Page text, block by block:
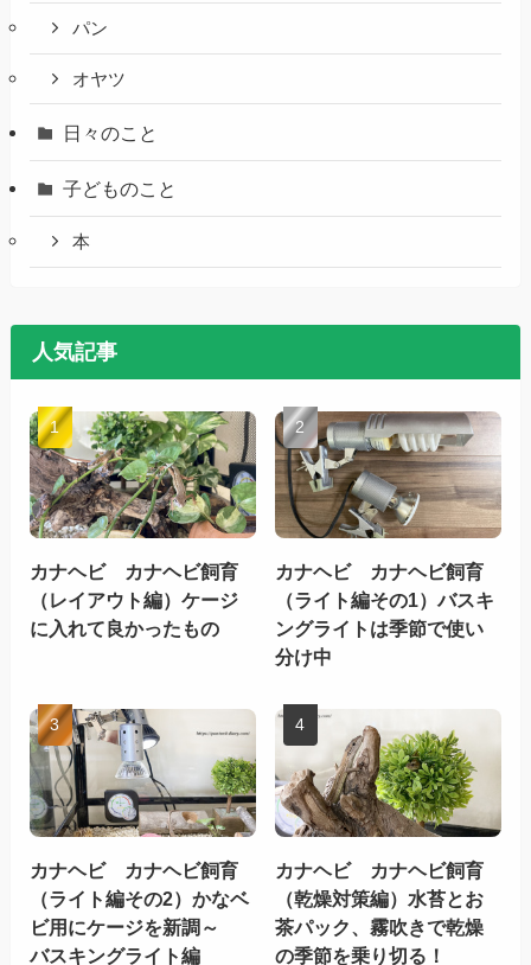
パン
オヤツ
日々のこと
子どものこと
本
人気記事
カナヘビ カナヘビ飼育
（レイアウト編）ケージ
に入れて良かったもの
カナヘビ カナヘビ飼育
（ライト編その1）バスキ
ングライトは季節で使い
分け中
カナヘビ カナヘビ飼育
（ライト編その2）かなベ
ビ用にケージを新調～
バスキングライト編
カナヘビ カナヘビ飼育
（乾燥対策編）水苔とお
茶パック、霧吹きで乾燥
の季節を乗り切る！